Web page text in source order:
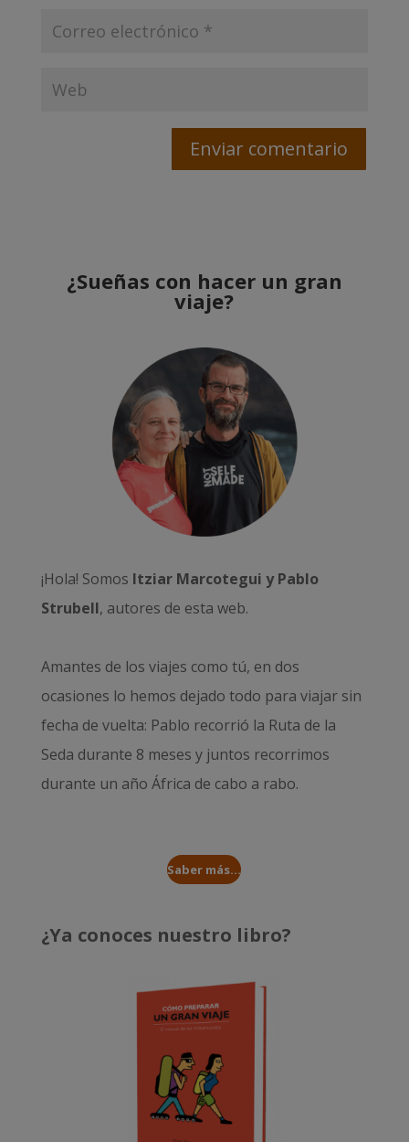
¿Sueñas con hacer un gran
viaje?
¡Hola! Somos Itziar Marcotegui y Pablo
Strubell, autores de esta web.
Amantes de los viajes como tú, en dos
ocasiones lo hemos dejado todo para viajar sin
fecha de vuelta: Pablo recorrió la Ruta de la
Seda durante 8 meses y juntos recorrimos
durante un año África de cabo a rabo.
Saber más...
¿Ya conoces nuestro libro?